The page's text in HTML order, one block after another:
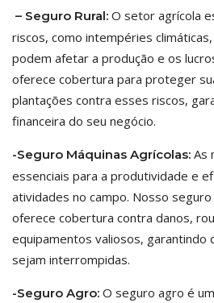
– Seguro Rural: O setor agrícola
riscos, como intempéries
podem afetar a produção e os
oferece cobertura para proteger
plantações contra esses riscos,
financeira do seu negócio.
-Seguro Máquinas Agrícolas: As
essenciais para a produtividade e
atividades no campo. Nosso
oferece cobertura contra danos,
equipamentos valiosos, garantindo
sejam interrompidas.
-Seguro Agro: O seguro agro é